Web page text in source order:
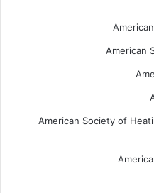
American
American Society of